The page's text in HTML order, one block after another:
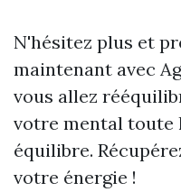
N'hésitez plus et
maintenant avec
vous allez
votre mental toute
équilibre.
votre énergie !